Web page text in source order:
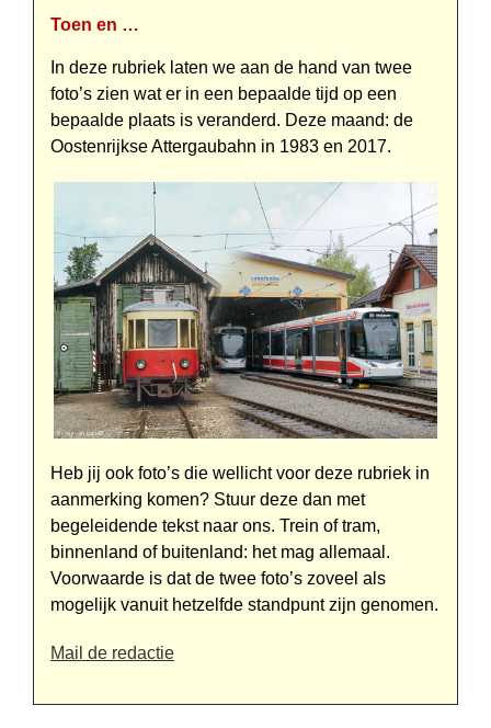
Toen en …
In deze rubriek laten we aan de hand van twee
foto’s zien wat er in een bepaalde tijd op een
bepaalde plaats is veranderd. Deze maand: de
Oostenrijkse Attergaubahn in 1983 en 2017.
Heb jij ook foto’s die wellicht voor deze rubriek in
aanmerking komen? Stuur deze dan met
begeleidende tekst naar ons. Trein of tram,
binnen­land of buitenland: het mag alle­maal.
Voorwaarde is dat de twee foto’s zoveel als
mogelijk vanuit het­zelfde standpunt zijn genomen.
Mail de redactie